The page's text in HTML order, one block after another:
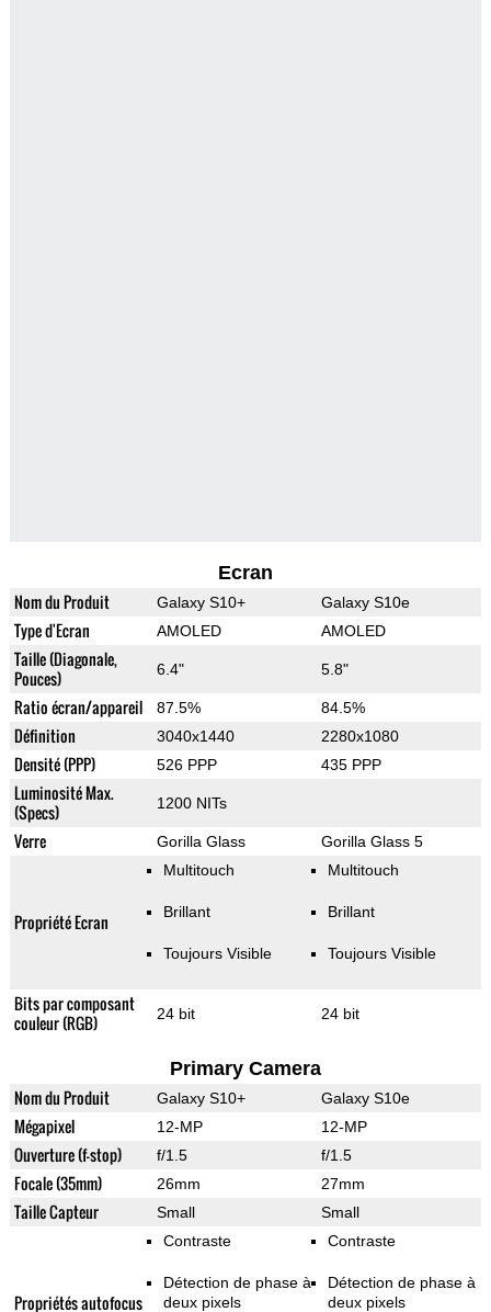
Ecran
Nom du Produit Galaxy S10+ Galaxy S10e
Type d'Ecran AMOLED AMOLED
Taille (Diagonale,
Pouces)
6.4" 5.8"
Ratio écran/appareil 87.5% 84.5%
Définition 3040x1440 2280x1080
Densité (PPP) 526 PPP 435 PPP
Luminosité Max.
(Specs)
1200 NITs
Verre Gorilla Glass Gorilla Glass 5
Propriété Ecran
Multitouch
Brillant
Toujours Visible
Multitouch
Brillant
Toujours Visible
Bits par composant
couleur (RGB)
24 bit 24 bit
Primary Camera
Nom du Produit Galaxy S10+ Galaxy S10e
Mégapixel 12-MP 12-MP
Ouverture (f-stop) f/1.5 f/1.5
Focale (35mm) 26mm 27mm
Taille Capteur Small Small
Propriétés autofocus
Contraste
Détection de phase à
deux pixels
Contraste
Détection de phase à
deux pixels